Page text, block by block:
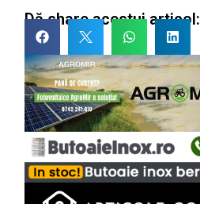
Dă share acestui articol: